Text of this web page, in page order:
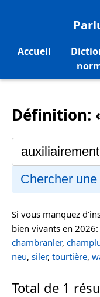
Accueil
Définition:
Chercher
Si vous manquez
bien vivants en 2026:
chambranler,
neu, siler, tourtière,
Total de 1